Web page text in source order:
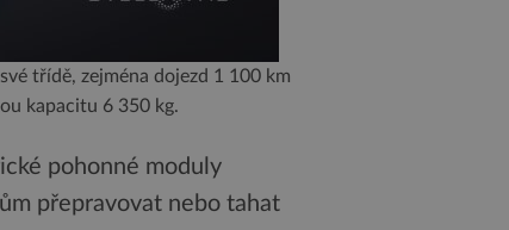
třídě, zejména dojezd 1 100 km
kapacitu 6 350 kg.
pohonné moduly
přepravovat nebo tahat